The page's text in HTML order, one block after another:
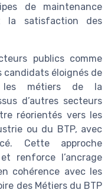
de maintenance
la satisfaction des
publics comme
candidats éloignés de
les métiers de la
d’autres secteurs
réorientés vers les
ou du BTP, avec
Cette approche
renforce l’ancrage
cohérence avec les
des Métiers du BTP